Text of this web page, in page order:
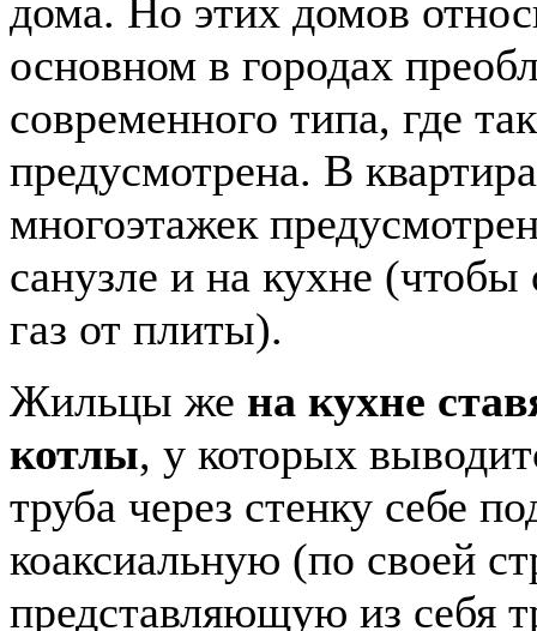
дома. Но этих домов
основном в городах
современного типа, где
предусмотрена. В
многоэтажек
санузле и на кухне
газ от плиты).
Жильцы же на кухне
котлы, у которых
труба через стенку себе
коаксиальную (по своей
представляющую из себя